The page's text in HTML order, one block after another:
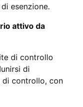
esenzione.
attivo da
di controllo
di
di controllo, con